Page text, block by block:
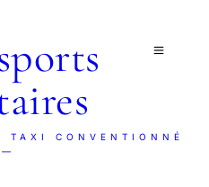
CONVENTIONNÉ
—